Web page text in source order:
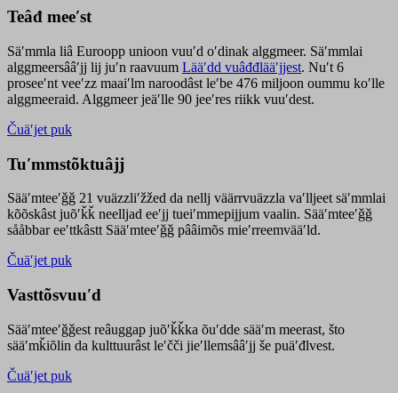
Teâđ meeʹst
Säʹmmla liâ Euroopp unioon vuuʹd oʹdinak alggmeer. Säʹmmlai
alggmeersââʹjj lij juʹn raavuum Lääʹdd vuâđđlääʹjjest. Nuʹt 6
proseeʹnt veeʹzz maaiʹlm naroodâst leʹbe 476 miljoon oummu koʹlle
alggmeeraid. Alggmeer jeäʹlle 90 jeeʹres riikk vuuʹdest.
Čuäʹjet puk
Tuʹmmstõktuâjj
Sääʹmteeʹǧǧ 21 vuäzzliʹžžed da nellj väärrvuäzzla vaʹlljeet säʹmmlai
kõõskâst juõʹǩǩ neelljad eeʹjj tueiʹmmepijjum vaalin. Sääʹmteeʹǧǧ
sååbbar eeʹttkâstt Sääʹmteeʹǧǧ pââimõs mieʹrreemvääʹld.
Čuäʹjet puk
Vasttõsvuuʹd
Sääʹmteeʹǧǧest reâuggap juõʹǩǩka õuʹdde sääʹm meerast, što
sääʹmǩiõlin da kulttuurâst leʹčči jieʹllemsââʹjj še puäʹđlvest.
Čuäʹjet puk